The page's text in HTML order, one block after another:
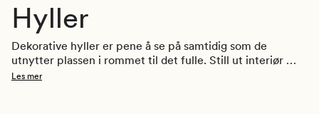
Hyller
Dekorative hyller er pene å se på samtidig som de
utnytter plassen i rommet til det fulle. Still ut interiør
eller kunst for å gi rommet et stilfullt preg, eller
Les mer